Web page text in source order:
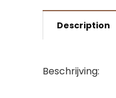
Description
Beschrijving: